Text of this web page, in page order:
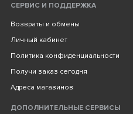
СЕРВИС И ПОДДЕРЖКА
Возвраты и обмены
Личный кабинет
Политика конфиденциальности
Получи заказ сегодня
Адреса магазинов
ДОПОЛНИТЕЛЬНЫЕ СЕРВИСЫ